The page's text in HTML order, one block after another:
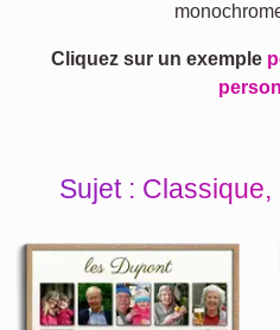
Cliquez sur un exemple
Sujet :